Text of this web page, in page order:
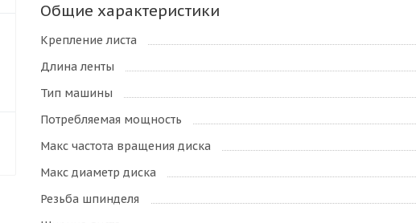
Общие характеристики
Крепление листа
Длина ленты
Тип машины
Потребляемая мощность
Макс частота вращения диска
Макс диаметр диска
Резьба шпинделя